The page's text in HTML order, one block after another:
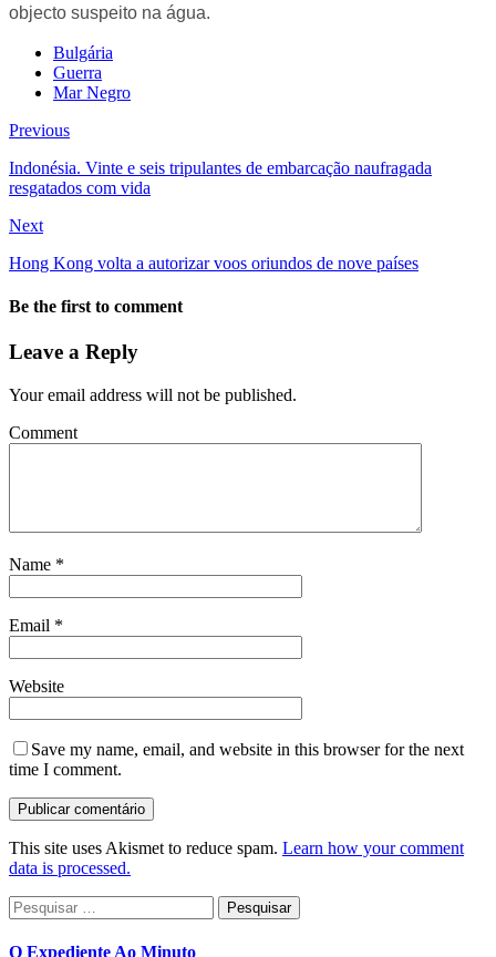
objecto suspeito na água.
Bulgária
Guerra
Mar Negro
Previous
Indonésia. Vinte e seis tripulantes de embarcação naufragada
resgatados com vida
Next
Hong Kong volta a autorizar voos oriundos de nove países
Be the first to comment
Leave a Reply
Your email address will not be published.
Comment
Name *
Email *
Website
Save my name, email, and website in this browser for the next
time I comment.
This site uses Akismet to reduce spam. Learn how your comment
data is processed.
Pesquisar
por:
O Expediente Ao Minuto